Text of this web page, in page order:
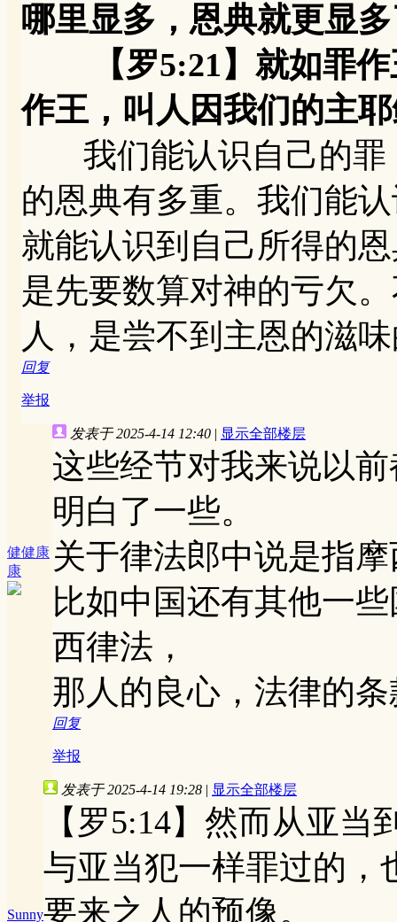
哪里显多，恩典就更显
【罗5:21】就如罪作
作王，叫人因我们的主
我们能认识自己的罪
的恩典有多重。我们能
就能认识到自己所得的
是先要数算对神的亏欠
人，是尝不到主恩的滋
回复
举报
健健康
康
发表于 2025-4-14 12:40 | 显示全部楼层
这些经节对我来说以
明白了一些。
关于律法郎中说是指
比如中国还有其他一
西律法，
那人的良心，法律的
回复
举报
Sunny
发表于 2025-4-14 19:28 | 显示全部楼层
【罗5:14】然而从亚
与亚当犯一样罪过的，
要来之人的预像。